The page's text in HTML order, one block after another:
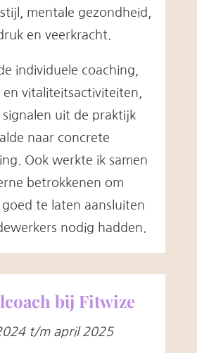
mentale gezondheid,
en veerkracht.
individuele coaching,
vitaliteitsactiviteiten,
uit de praktijk
naar concrete
Ook werkte ik samen
betrokkenen om
te laten aansluiten
nodig hadden.
bij Fitwize
t/m april 2025